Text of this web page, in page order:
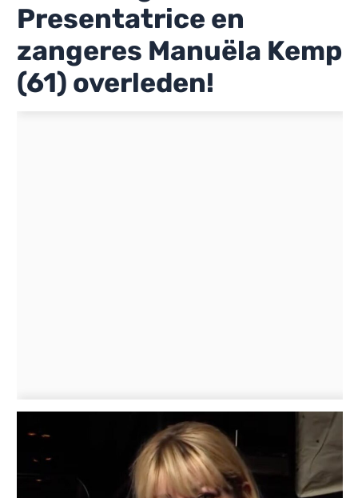
Presentatrice en
zangeres Manuëla Kemp
(61) overleden!